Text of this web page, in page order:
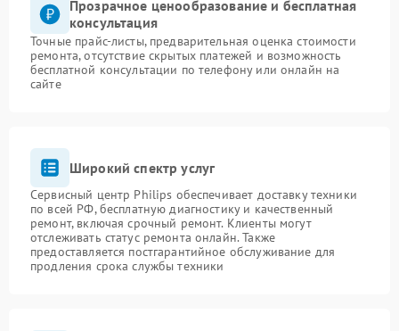
Прозрачное ценообразование и бесплатная
консультация
Точные прайс-листы, предварительная оценка стоимости
ремонта, отсутствие скрытых платежей и возможность
бесплатной консультации по телефону или онлайн на
сайте
Широкий спектр услуг
Сервисный центр Philips обеспечивает доставку техники
по всей РФ, бесплатную диагностику и качественный
ремонт, включая срочный ремонт. Клиенты могут
отслеживать статус ремонта онлайн. Также
предоставляется постгарантийное обслуживание для
продления срока службы техники